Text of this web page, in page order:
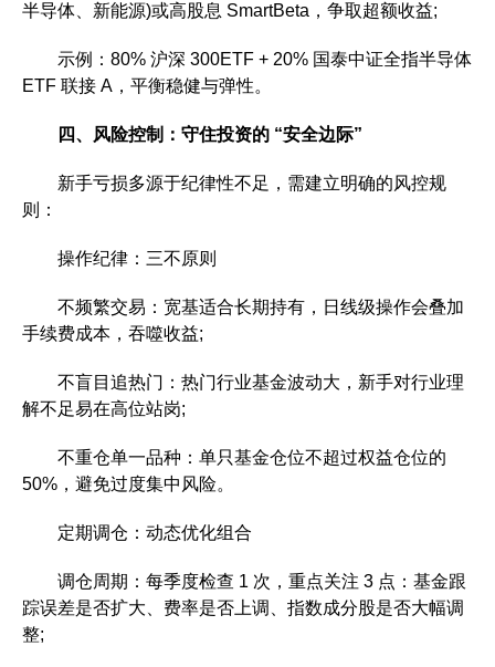
半导体、新能源)或高股息 SmartBeta，争取超额收益;
示例：80% 沪深 300ETF + 20% 国泰中证全指半导体
ETF 联接 A，平衡稳健与弹性。
四、风险控制：守住投资的 “安全边际”
新手亏损多源于纪律性不足，需建立明确的风控规
则：
操作纪律：三不原则
不频繁交易：宽基适合长期持有，日线级操作会叠加
手续费成本，吞噬收益;
不盲目追热门：热门行业基金波动大，新手对行业理
解不足易在高位站岗;
不重仓单一品种：单只基金仓位不超过权益仓位的
50%，避免过度集中风险。
定期调仓：动态优化组合
调仓周期：每季度检查 1 次，重点关注 3 点：基金跟
踪误差是否扩大、费率是否上调、指数成分股是否大幅调
整;